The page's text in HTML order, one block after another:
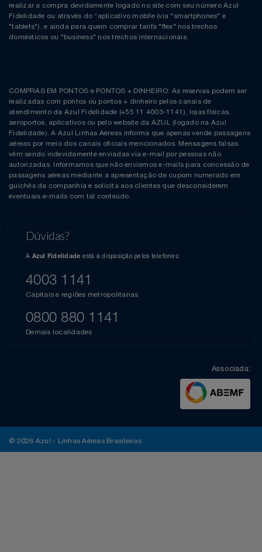
realizar a compra devidamente logado no site com seu número Azul
Fidelidade ou através do “aplicativo mobile (via "smartphones" e
"tablets"), e ainda para quem comprar tarifa "flex" nos trechos
domésticos ou "business" nos trechos internacionais.
COMPRAS EM PONTOS e PONTOS + DINHEIRO: As reservas podem ser
realizadas com pontos ou pontos + dinheiro pelos canais de
atendimento da Azul Fidelidade (+55 11 4003-1141), lojas físicas,
aeroportos, aplicativos ou pelo website da AZUL (logado na Azul
Fidelidade). A Azul Linhas Aéreas informa que apenas vende passagens
aéreas por meio dos canais oficiais mencionados. Mensagens falsas
vêm sendo indevidamente enviadas via e-mail por pessoas não
autorizadas. Informamos que não enviamos e-mails para concessão de
passagens aéreas mediante a apresentação de cupom numerado em
guichês da companhia e solicita aos clientes que desconsiderem
eventuais e-mails com tal conteúdo.
Dúvidas?
A Azul Fidelidade está à disposição pelos telefones:
4003 1141
Capitais e regiões metropolitanas
0800 880 1141
Demais localidades
Associada:
© 2026 Azul - Linhas Aéreas Brasileiras